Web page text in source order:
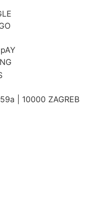
| 10000 ZAGREB